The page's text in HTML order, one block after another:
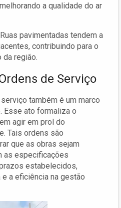
a qualidade do ar
Ruas pavimentadas tendem a
contribuindo para o
região.
de Serviço
também é um marco
Esse ato formaliza o
agir em prol do
Tais ordens são
que as obras sejam
as especificações
estabelecidos,
a eficiência na gestão